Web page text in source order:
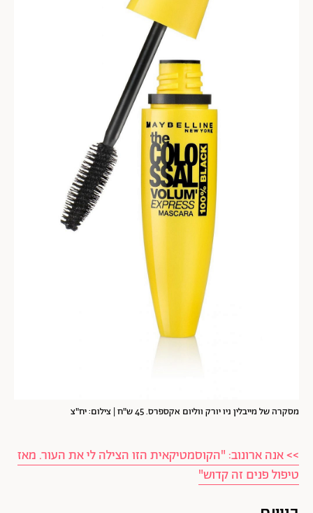
מסקרה של מייבלין ניו יורק ווליום אקספרס. 45 ש"ח | צילום: יח"צ
>> אנה ארונוב: "הקוסמטיקאית הזו הצילה לי את העור. מאז
טיפול פנים זה קדוש"